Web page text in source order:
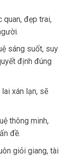
quan, đẹp trai,
sáng suốt, suy
định đúng
xán lạn, sẽ
thông minh,
đề.
giỏi giang, tài